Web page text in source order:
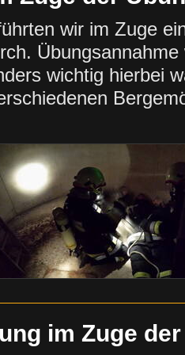
wir im Zuge
wichtig hierbei
im Zuge der